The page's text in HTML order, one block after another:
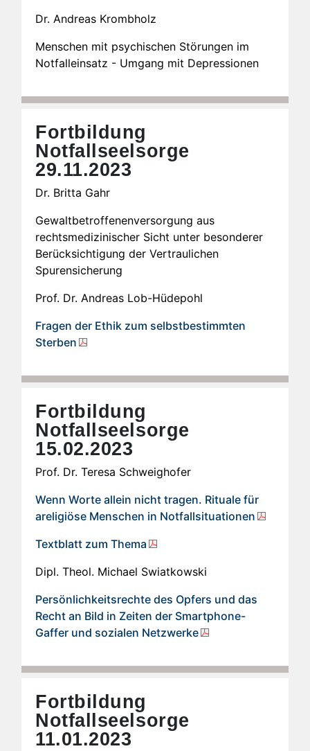
Dr. Andreas Krombholz
Menschen mit psychischen Störungen im
Notfalleinsatz - Umgang mit Depressionen
Fortbildung
Notfallseelsorge
29.11.2023
Dr. Britta Gahr
Gewaltbetroffenenversorgung aus
rechtsmedizinischer Sicht unter besonderer
Berücksichtigung der Vertraulichen
Spurensicherung
Prof. Dr. Andreas Lob-Hüdepohl
Fragen der Ethik zum selbstbestimmten
Sterben
Fortbildung
Notfallseelsorge
15.02.2023
Prof. Dr. Teresa Schweighofer
Wenn Worte allein nicht tragen. Rituale für
areligiöse Menschen in Notfallsituationen
Textblatt zum Thema
Dipl. Theol. Michael Swiatkowski
Persönlichkeitsrechte des Opfers und das
Recht an Bild in Zeiten der Smartphone-
Gaffer und sozialen Netzwerke
Fortbildung
Notfallseelsorge
11.01.2023